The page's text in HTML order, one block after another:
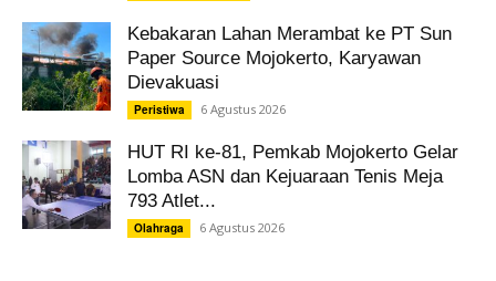
Kebakaran Lahan Merambat ke PT Sun
Paper Source Mojokerto, Karyawan
Dievakuasi
Peristiwa 6 Agustus 2026
HUT RI ke-81, Pemkab Mojokerto Gelar
Lomba ASN dan Kejuaraan Tenis Meja
793 Atlet...
Olahraga 6 Agustus 2026